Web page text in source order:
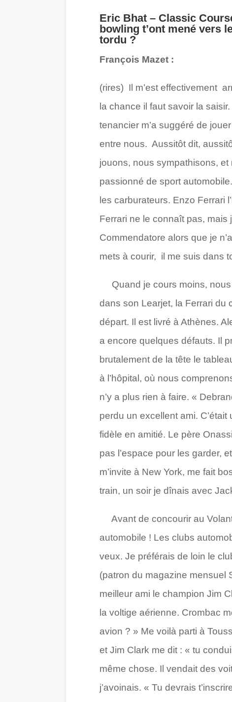
Eric Bhat – Classic
bowling t’ont mené vers
tordu ?
François Mazet :
(rires) Il m’est effectivement
la chance il faut savoir la
tenancier m’a suggéré de
entre nous. Aussitôt dit,
jouons, nous sympathisons, et
passionné de sport
les carburateurs. Enzo Ferrari
Ferrari ne le connaît pas, mais
Commendatore alors que je
mets à courir, il me suis dans
Quand je cours moins, nous
dans son Learjet, la Ferrari du
départ. Il est livré à Athènes.
a encore quelques défauts. Il
brutalement de la tête le
à l’hôpital, où nous
n’y a plus rien à faire. «
perdu un excellent ami.
fidèle en amitié. Le père
pas l’espace pour les garder,
m’invite à New York, me fait
train, un soir je dînais avec
Avant de concourir au
automobile ! Les clubs
veux. Je préférais de loin le
(patron du magazine mensuel
meilleur ami le champion Jim
la voltige aérienne. Crombac
avion ? » Me voilà parti à
et Jim Clark me dit : « tu
même chose. Il vendait des
j’avoinais. « Tu devrais